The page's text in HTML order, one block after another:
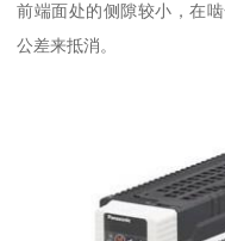
前端面处的侧隙较小，在
公差来抵消。